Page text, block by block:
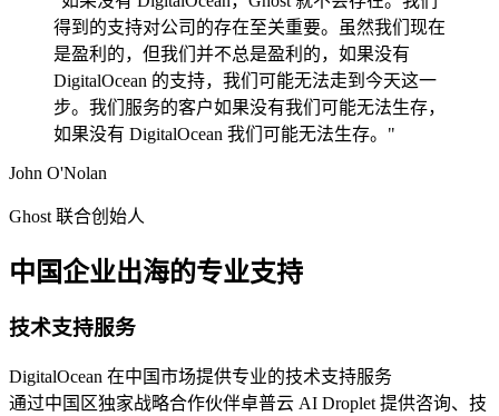
得到的支持对公司的存在至关重要。虽然我们现在
是盈利的，但我们并不总是盈利的，如果没有
DigitalOcean 的支持，我们可能无法走到今天这一
步。我们服务的客户如果没有我们可能无法生存，
如果没有 DigitalOcean 我们可能无法生存。"
John O'Nolan
Ghost 联合创始人
中国企业出海的专业支持
技术支持服务
DigitalOcean 在中国市场提供专业的技术支持服务
通过中国区独家战略合作伙伴卓普云 AI Droplet 提供咨询、技